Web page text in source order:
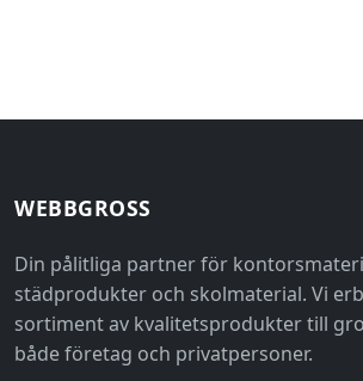
WEBBGROSS
Din pålitliga partner för
städprodukter och skolmaterial. Vi
sortiment av kvalitetsprodukter till
både företag och privatpersoner.